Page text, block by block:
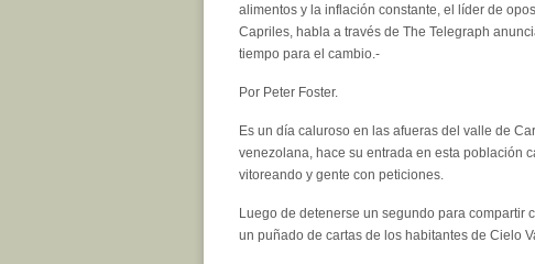
alimentos y la inflación constante, el líder de
Capriles, habla a través de The Telegraph
tiempo para el cambio.-
Por Peter Foster.
Es un día caluroso en las afueras del valle de
venezolana, hace su entrada en esta población
vitoreando y gente con peticiones.
Luego de detenerse un segundo para
un puñado de cartas de los habitantes de Cielo